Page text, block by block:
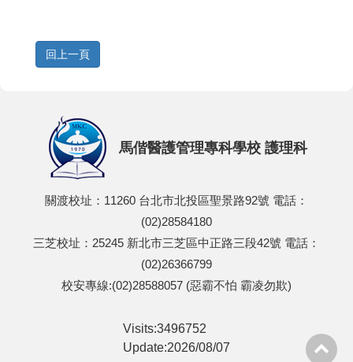
馬偕醫護管理專科學校 護理科
關渡校址：11260 台北市北投區聖景路92號 電話：
(02)28584180
三芝校址：25245 新北市三芝區中正路三段42號 電話：
(02)26366799
校安專線:(02)28588057 (惡霸不怕 霸凌勿欺)
Visits:3496752
Update:2026/08/07